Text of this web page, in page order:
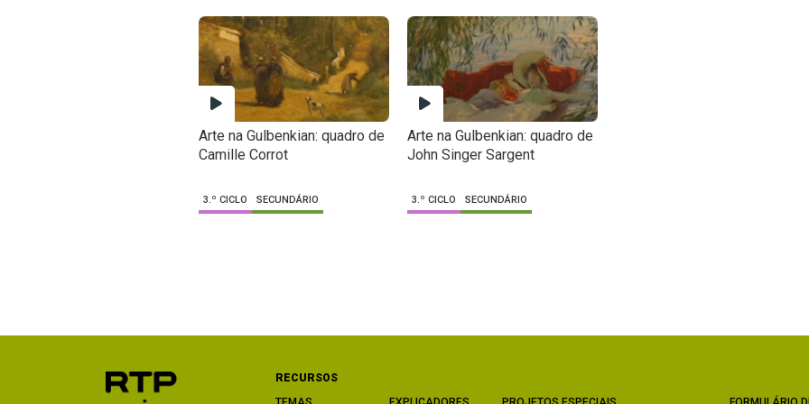
Arte na Gulbenkian: quadro de
Camille Corrot
3.º CICLO SECUNDÁRIO
Arte na Gulbenkian: quadro de
John Singer Sargent
3.º CICLO SECUNDÁRIO
RECURSOS